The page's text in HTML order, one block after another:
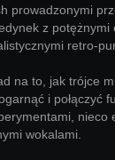
prowadzonymi
z potężnymi
retro-
na to, jak trójce
i połączyć
nieco
wokalami.